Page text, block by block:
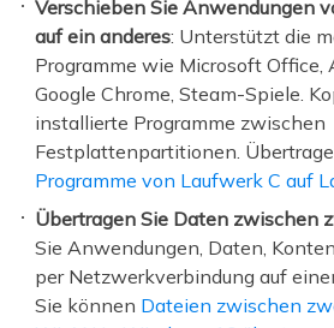
Verschieben Sie Anwendungen
auf ein anderes: Unterstützt die
Programme wie Microsoft Office,
Google Chrome, Steam-Spiele.
installierte Programme zwischen
Festplattenpartitionen.
Programme von Laufwerk C auf
Übertragen Sie Daten zwischen
Sie Anwendungen, Daten,
per Netzwerkverbindung auf
Sie können Dateien zwischen